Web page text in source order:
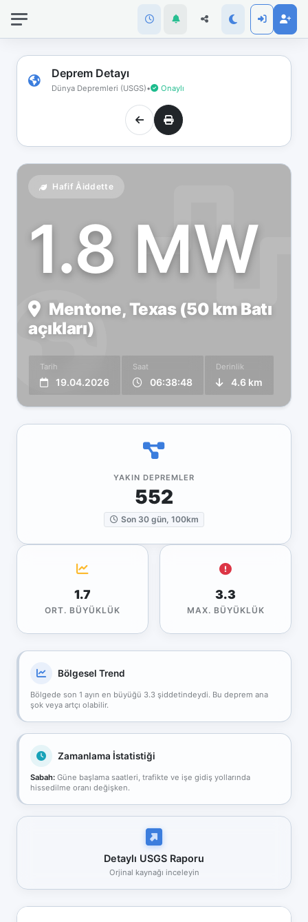
Deprem Detayı
Dünya Depremleri (USGS)• Onaylı
Hafif Åiddette
1.8 MW
Mentone, Texas (50 km Batı
açıkları)
Tarih
19.04.2026
Saat
06:38:48
Derinlik
4.6 km
YAKIN DEPREMLER
552
Son 30 gün, 100km
1.7
ORT. BÜYÜKLÜK
3.3
MAX. BÜYÜKLÜK
Bölgesel Trend
Bölgede son 1 ayın en büyüğü 3.3 şiddetindeydi. Bu deprem ana
şok veya artçı olabilir.
Zamanlama İstatistiği
Sabah: Güne başlama saatleri, trafikte ve işe gidiş yollarında
hissedilme oranı değişken.
Detaylı USGS Raporu
Orjinal kaynağı inceleyin
bağlantınız
koptu!
Çevrimdışı
moddasınız.